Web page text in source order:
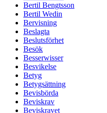
Bertil Bengtsson
Bertil Wedin
Bervisning
Beslagta
Beslutsförhet
Besök
Besserwisser
Besvikelse
Betyg
Betygsättning
Bevisbörda
Beviskrav
Beviskravet